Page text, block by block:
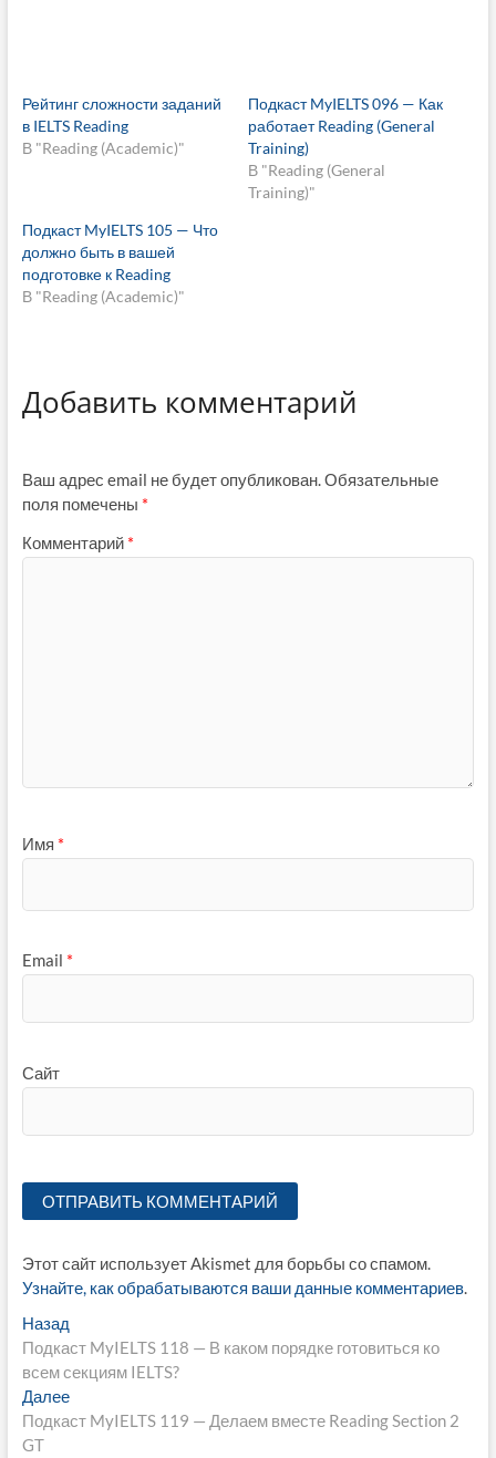
Рейтинг сложности заданий
в IELTS Reading
В "Reading (Academic)"
Подкаст MyIELTS 096 — Как
работает Reading (General
Training)
В "Reading (General
Training)"
Подкаст MyIELTS 105 — Что
должно быть в вашей
подготовке к Reading
В "Reading (Academic)"
Добавить комментарий
Ваш адрес email не будет опубликован.Обязательные
поля помечены *
Комментарий *
Имя *
Email *
Сайт
Этот сайт использует Akismet для борьбы со спамом.
Узнайте, как обрабатываются ваши данные комментариев.
Навигация
по
записям
НазадПредыдущая
запись:
Подкаст MyIELTS 118 — В каком порядке готовиться ко
всем секциям IELTS?
ДалееСледующая
запись:
Подкаст MyIELTS 119 — Делаем вместе Reading Section 2
GT